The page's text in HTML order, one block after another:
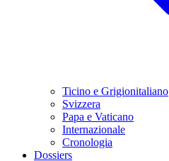
Ticino e Grigionitaliano
Svizzera
Papa e Vaticano
Internazionale
Cronologia
Dossiers